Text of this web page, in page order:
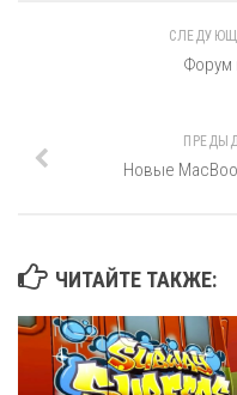
Форум
Новые
ЧИТАЙТЕ ТАКЖЕ: